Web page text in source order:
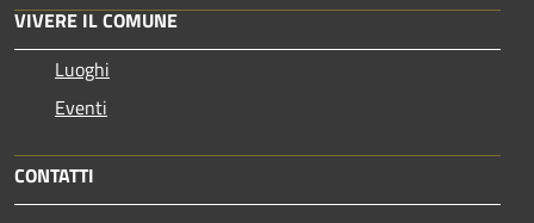
VIVERE IL COMUNE
Luoghi
Eventi
CONTATTI